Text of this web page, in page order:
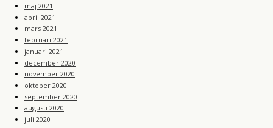
maj 2021
april 2021
mars 2021
februari 2021
januari 2021
december 2020
november 2020
oktober 2020
september 2020
augusti 2020
juli 2020